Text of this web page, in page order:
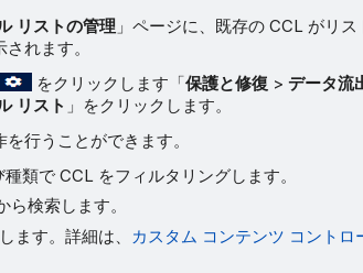
リストの管理 」ページに、既存の CCL がリ
れます。
をクリックします「保護と修復 > データ流
リスト 」をクリックします。
行うことができます。
類で CCL をフィルタリングします。
検索します。
ます。詳細は、 カスタム コンテンツ コントロ